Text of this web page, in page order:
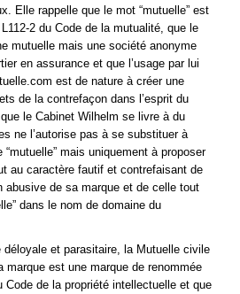
Elle rappelle que le mot “mutuelle” est
2 du Code de la mutualité, que le
mutuelle mais une société anonyme
en assurance et que l’usage par lui
est de nature à créer une
de la contrefaçon dans l’esprit du
le Cabinet Wilhelm se livre à du
ne l’autorise pas à se substituer à
mais uniquement à proposer
au caractère fautif et contrefaisant de
abusive de sa marque et de celle tout
dans le nom de domaine du
déloyale et parasitaire, la Mutuelle civile
est une marque de renommée
Code de la propriété intellectuelle et que